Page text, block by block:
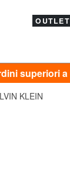
OUTLET
a 30€)
KLEIN